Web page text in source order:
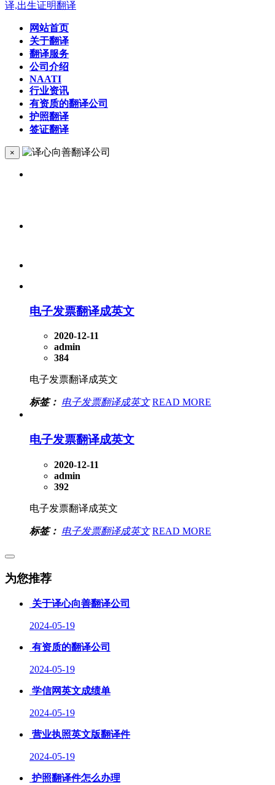
网站首页
关于翻译
翻译服务
公司介绍
NAATI
行业资讯
有资质的翻译公司
护照翻译
签证翻译
×
电子发票翻译成英文
2020-12-11
admin
384
电子发票翻译成英文
标签： 电子发票翻译成英文 READ MORE
电子发票翻译成英文
2020-12-11
admin
392
电子发票翻译成英文
标签： 电子发票翻译成英文 READ MORE
为您推荐
关于译心向善翻译公司
2024-05-19
有资质的翻译公司
2024-05-19
学信网英文成绩单
2024-05-19
营业执照英文版翻译件
2024-05-19
护照翻译件怎么办理